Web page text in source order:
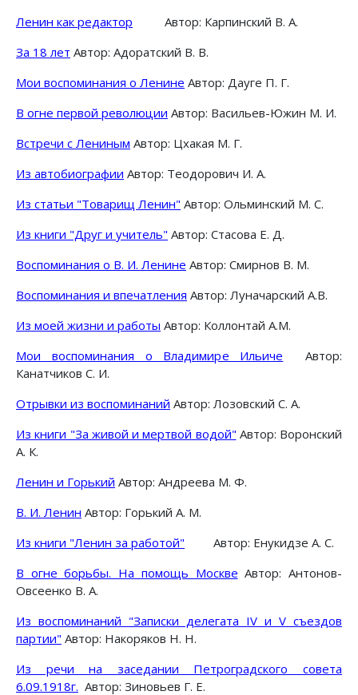
Ленин как редактор Автор: Карпинский В. А.
За 18 лет Автор: Адоратский В. В.
Мои воспоминания о Ленине Автор: Дауге П. Г.
В огне первой революции Автор: Васильев-Южин М. И.
Встречи с Лениным Автор: Цхакая М. Г.
Из автобиографии Автор: Теодорович И. А.
Из статьи "Товарищ Ленин" Автор: Ольминский М. С.
Из книги "Друг и учитель" Автор: Стасова Е. Д.
Воспоминания о В. И. Ленине Автор: Смирнов В. М.
Воспоминания и впечатления Автор: Луначарский А.В.
Из моей жизни и работы Автор: Коллонтай А.М.
Мои воспоминания о Владимире Ильиче Автор:
Канатчиков С. И.
Отрывки из воспоминаний Автор: Лозовский С. А.
Из книги "За живой и мертвой водой" Автор: Воронский
А. К.
Ленин и Горький Автор: Андреева М. Ф.
В. И. Ленин Автор: Горький А. М.
Из книги "Ленин за работой" Автор: Енукидзе А. С.
В огне борьбы. На помощь Москве Автор: Антонов-
Овсеенко В. А.
Из воспоминаний "Записки делегата IV и V съездов
партии" Автор: Накоряков Н. Н.
Из речи на заседании Петроградского совета
6.09.1918г. Автор: Зиновьев Г. Е.